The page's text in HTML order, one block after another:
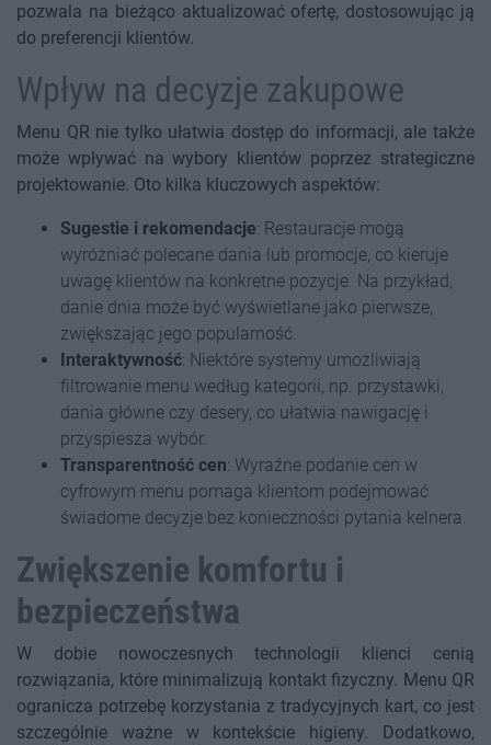
pozwala na bieżąco aktualizować ofertę, dostosowując ją
do preferencji klientów.
Wpływ na decyzje zakupowe
Menu QR nie tylko ułatwia dostęp do informacji, ale także
może wpływać na wybory klientów poprzez strategiczne
projektowanie. Oto kilka kluczowych aspektów:
Sugestie i rekomendacje: Restauracje mogą
wyróżniać polecane dania lub promocje, co kieruje
uwagę klientów na konkretne pozycje. Na przykład,
danie dnia może być wyświetlane jako pierwsze,
zwiększając jego popularność.
Interaktywność: Niektóre systemy umożliwiają
filtrowanie menu według kategorii, np. przystawki,
dania główne czy desery, co ułatwia nawigację i
przyspiesza wybór.
Transparentność cen: Wyraźne podanie cen w
cyfrowym menu pomaga klientom podejmować
świadome decyzje bez konieczności pytania kelnera.
Zwiększenie komfortu i
bezpieczeństwa
W dobie nowoczesnych technologii klienci cenią
rozwiązania, które minimalizują kontakt fizyczny. Menu QR
ogranicza potrzebę korzystania z tradycyjnych kart, co jest
szczególnie ważne w kontekście higieny. Dodatkowo,